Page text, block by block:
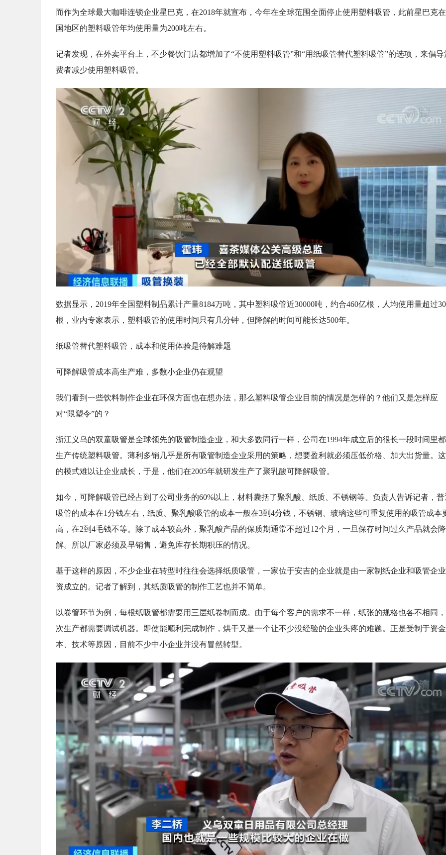
而作为全球最大咖啡连锁企业星巴克，在2018年就宣布，今年在全球范围全面停止使用塑料吸管，此前星巴克
国地区的塑料吸管年均使用量为200吨左右。
记者发现，在外卖平台上，不少餐饮门店都增加了“不使用塑料吸管”和“用纸吸管替代塑料吸管”的选项，来倡导
费者减少使用塑料吸管。
数据显示，2019年全国塑料制品累计产量8184万吨，其中塑料吸管近30000吨，约合460亿根，人均使用量超过30
根，业内专家表示，塑料吸管的使用时间只有几分钟，但降解的时间可能长达500年。
纸吸管替代塑料吸管，成本和使用体验是待解难题
可降解吸管成本高生产难，多数小企业仍在观望
我们看到一些饮料制作企业在环保方面也在想办法，那么塑料吸管企业目前的情况是怎样的？他们又是怎样应
对“限塑令”的？
浙江义乌的双童吸管是全球领先的吸管制造企业，和大多数同行一样，公司在1994年成立后的很长一段时间里
生产传统塑料吸管。薄利多销几乎是所有吸管制造企业采用的策略，想要盈利就必须压低价格、加大出货量。
的模式难以让企业成长，于是，他们在2005年就研发生产了聚乳酸可降解吸管。
如今，可降解吸管已经占到了公司业务的60%以上，材料囊括了聚乳酸、纸质、不锈钢等。负责人告诉记者，普
吸管的成本在1分钱左右，纸质、聚乳酸吸管的成本一般在3到4分钱，不锈钢、玻璃这些可重复使用的吸管成本
高，在2到4毛钱不等。除了成本较高外，聚乳酸产品的保质期通常不超过12个月，一旦保存时间过久产品就会降
解。所以厂家必须及早销售，避免库存长期积压的情况。
基于这样的原因，不少企业在转型时往往会选择纸质吸管，一家位于安吉的企业就是由一家制纸企业和吸管企
资成立的。记者了解到，其纸质吸管的制作工艺也并不简单。
以卷管环节为例，每根纸吸管都需要用三层纸卷制而成。由于每个客户的需求不一样，纸张的规格也各不相同
次生产都需要调试机器。即使能顺利完成制作，烘干又是一个让不少没经验的企业头疼的难题。正是受制于资
本、技术等原因，目前不少中小企业并没有冒然转型。